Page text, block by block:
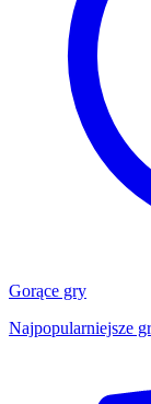
Gorące gry
Najpopularniejsze